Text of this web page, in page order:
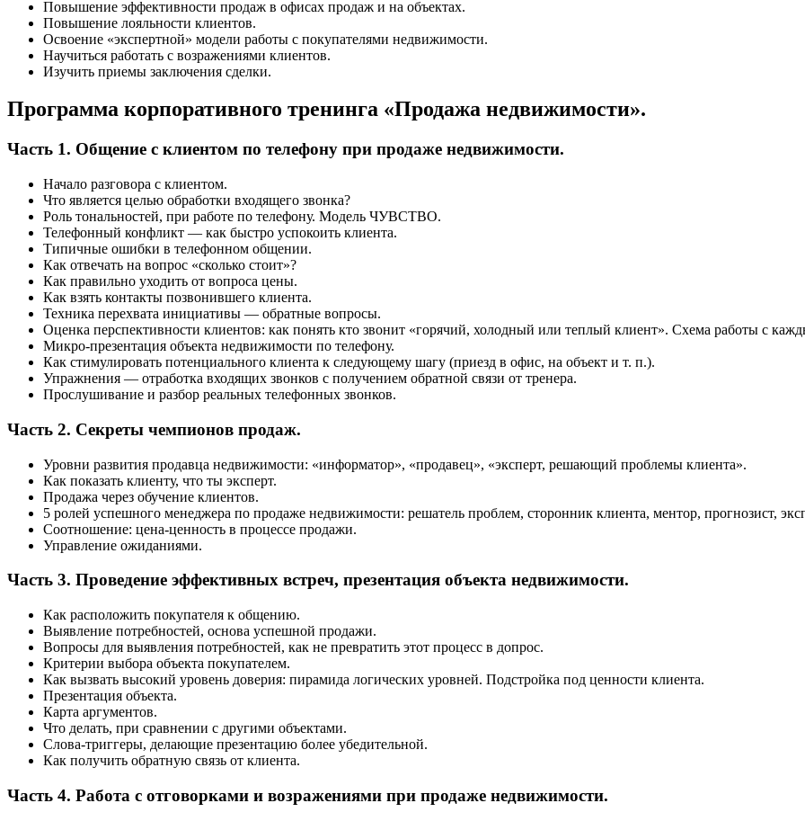
Повышение эффективности продаж в офисах продаж и на объектах.
Повышение лояльности клиентов.
Освоение «экспертной» модели работы с покупателями недвижимости.
Научиться работать с возражениями клиентов.
Изучить приемы заключения сделки.
Программа корпоративного тренинга «Продажа недвижимости».
Часть 1. Общение с клиентом по телефону при продаже недвижимости.
Начало разговора с клиентом.
Что является целью обработки входящего звонка?
Роль тональностей, при работе по телефону. Модель ЧУВСТВО.
Телефонный конфликт — как быстро успокоить клиента.
Типичные ошибки в телефонном общении.
Как отвечать на вопрос «сколько стоит»?
Как правильно уходить от вопроса цены.
Как взять контакты позвонившего клиента.
Техника перехвата инициативы — обратные вопросы.
Оценка перспективности клиентов: как понять кто звонит «горячий, холодный или теплый клиент». Схема работы с
Микро-презентация объекта недвижимости по телефону.
Как стимулировать потенциального клиента к следующему шагу (приезд в офис, на объект и т. п.).
Упражнения — отработка входящих звонков с получением обратной связи от тренера.
Прослушивание и разбор реальных телефонных звонков.
Часть 2. Секреты чемпионов продаж.
Уровни развития продавца недвижимости: «информатор», «продавец», «эксперт, решающий проблемы клиента».
Как показать клиенту, что ты эксперт.
Продажа через обучение клиентов.
5 ролей успешного менеджера по продаже недвижимости: решатель проблем, сторонник клиента, ментор, прогнозист,
Соотношение: цена-ценность в процессе продажи.
Управление ожиданиями.
Часть 3. Проведение эффективных встреч, презентация объекта недвижимости.
Как расположить покупателя к общению.
Выявление потребностей, основа успешной продажи.
Вопросы для выявления потребностей, как не превратить этот процесс в допрос.
Критерии выбора объекта покупателем.
Как вызвать высокий уровень доверия: пирамида логических уровней. Подстройка под ценности клиента.
Презентация объекта.
Карта аргументов.
Что делать, при сравнении с другими объектами.
Слова-триггеры, делающие презентацию более убедительной.
Как получить обратную связь от клиента.
Часть 4. Работа с отговорками и возражениями при продаже недвижимости.